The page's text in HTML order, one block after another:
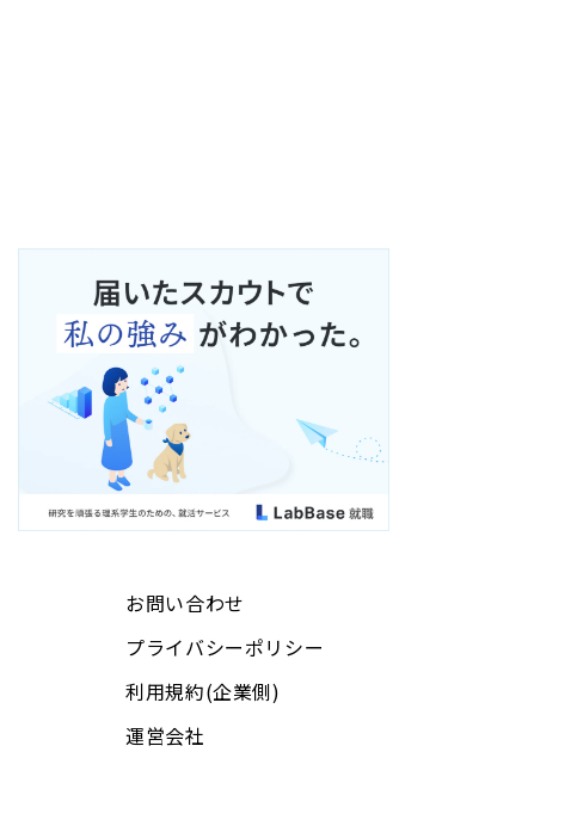
お問い合わせ
プライバシーポリシー
利用規約(企業側)
運営会社